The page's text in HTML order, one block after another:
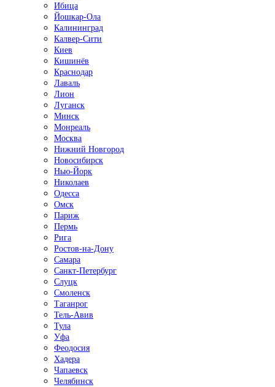
Ибица
Йошкар-Ола
Калининград
Калвер-Сити
Киев
Кишинёв
Краснодар
Лаваль
Лион
Луганск
Минск
Монреаль
Москва
Нижний Новгород
Новосибирск
Нью-Йорк
Николаев
Одесса
Омск
Париж
Пермь
Рига
Ростов-на-Дону
Самара
Санкт-Петербург
Слуцк
Смоленск
Таганрог
Тель-Авив
Тула
Уфа
Феодосия
Хадера
Чапаевск
Челябинск